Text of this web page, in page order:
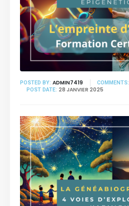
POSTED BY: ADMIN7419 COMMENTS:
POST DATE: 28 JANVIER 2025